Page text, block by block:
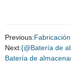
Previous:
Next:{@Batería de
Batería de